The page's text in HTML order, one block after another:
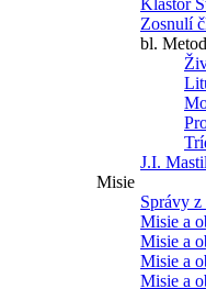
Kláštor
Zosnulí
bl.
J.I.
Misie
Správy
Misie a
Misie a
Misie a
Misie a